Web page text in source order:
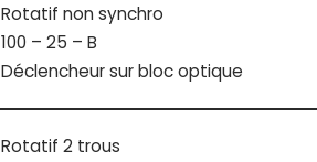
Rotatif non synchro
100 – 25 – B
Déclencheur sur bloc optique
Rotatif 2 trous